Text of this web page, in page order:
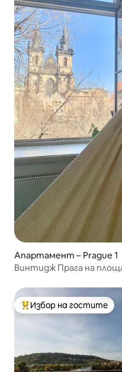
Апартамент – Prague 1
Винтидж Прага на
Най-популярен избор на
Избор на гостите